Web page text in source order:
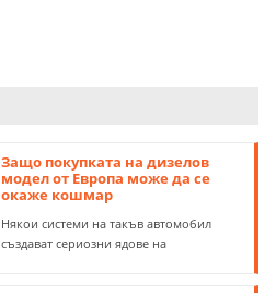
Защо покупката на дизелов
модел от Европа може да се
окаже кошмар
Някои системи на такъв автомобил
създават сериозни ядове на